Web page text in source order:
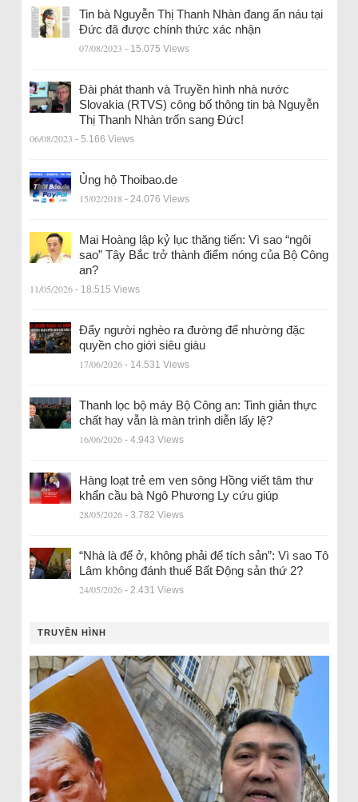
Tin bà Nguyễn Thị Thanh Nhàn đang ẩn náu tại
Đức đã được chính thức xác nhận
07/08/2023 - 15.075 Views
Đài phát thanh và Truyền hình nhà nước
Slovakia (RTVS) công bố thông tin bà Nguyễn
Thị Thanh Nhàn trốn sang Đức!
06/08/2023 - 5.166 Views
Ủng hộ Thoibao.de
15/02/2018 - 24.076 Views
Mai Hoàng lập kỷ lục thăng tiến: Vì sao “ngôi
sao” Tây Bắc trở thành điểm nóng của Bộ Công
an?
11/05/2026 - 18.515 Views
Đẩy người nghèo ra đường để nhường đặc
quyền cho giới siêu giàu
17/06/2026 - 14.531 Views
Thanh lọc bộ máy Bộ Công an: Tinh giản thực
chất hay vẫn là màn trình diễn lấy lệ?
16/06/2026 - 4.943 Views
Hàng loạt trẻ em ven sông Hồng viết tâm thư
khẩn cầu bà Ngô Phương Ly cứu giúp
28/05/2026 - 3.782 Views
“Nhà là để ở, không phải để tích sản”: Vì sao Tô
Lâm không đánh thuế Bất Động sản thứ 2?
24/05/2026 - 2.431 Views
TRUYỀN HÌNH